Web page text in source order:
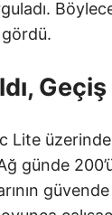
Geçiş
Lite
günde